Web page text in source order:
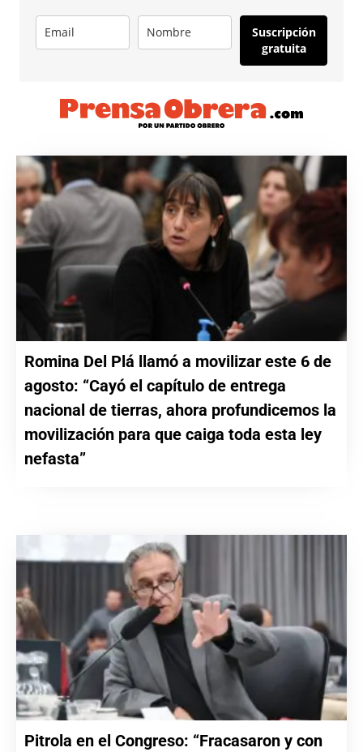
Suscripción
gratuita
Romina Del Plá llamó a movilizar este 6 de
agosto: “Cayó el capítulo de entrega
nacional de tierras, ahora profundicemos la
movilización para que caiga toda esta ley
nefasta”
Pitrola en el Congreso: “Fracasaron y con